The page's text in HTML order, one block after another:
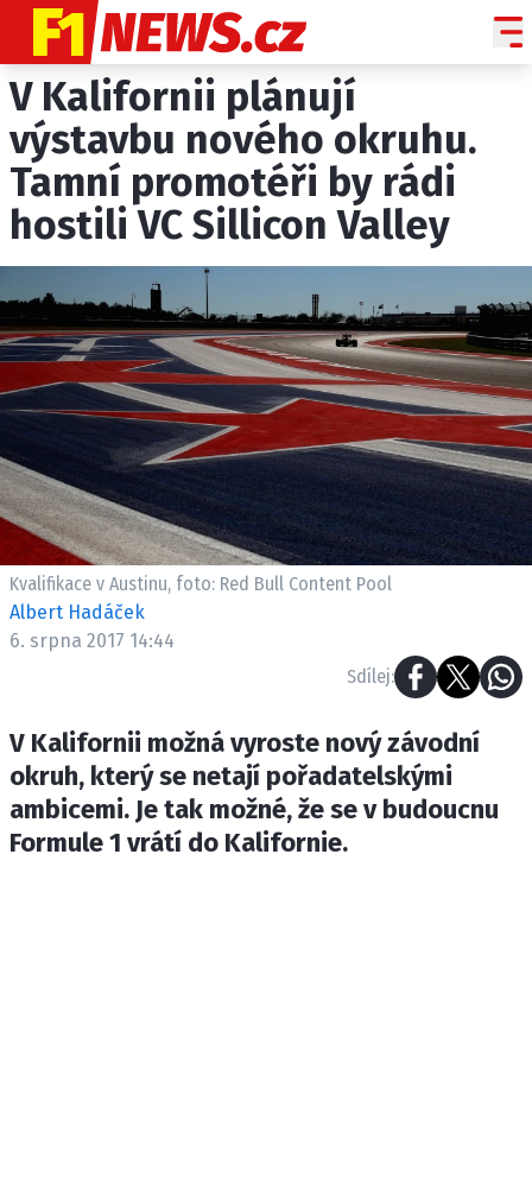
NOVINKY
GRAND PRIX
PADDOCK LINE
TECHNIKA
PROFILY JEZDCŮ
PROFILY TÝMŮ
ROZHOVORY
OSTATNÍ
SLEDUJTE NÁS NA |
ETICKÝ KODEX
KONTAKT
OSOBNÍ ÚDAJE / COOKIES
Provozovatelem serveru F1NEWS.cz je
INCORP MEDIA GROUP s.r.o., IČ: 118 23 054
V Kalifornii plánují
výstavbu nového okruhu.
Tamní promotéři by rádi
hostili VC Sillicon Valley
Kvalifikace v Austinu, foto: Red Bull Content Pool
Albert Hadáček
6. srpna 2017 14:44
Sdílej:
V Kalifornii možná vyroste nový závodní
okruh, který se netají pořadatelskými
ambicemi. Je tak možné, že se v budoucnu
Formule 1 vrátí do Kalifornie.